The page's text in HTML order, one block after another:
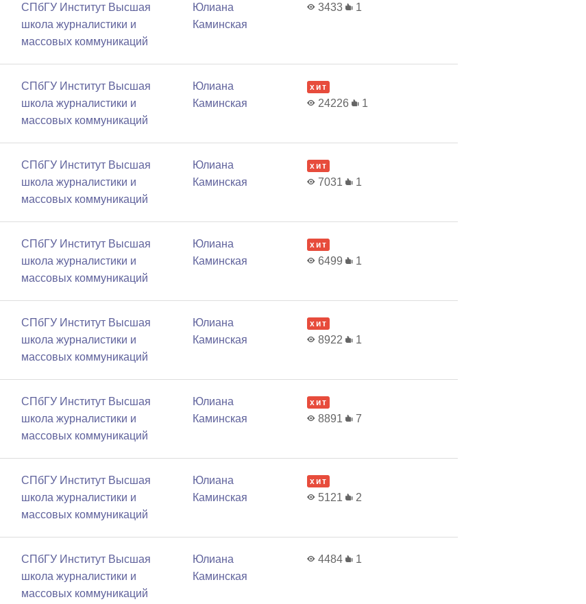
СПбГУ Институт Высшая
школа журналистики и
массовых коммуникаций
Юлиана
Каминская
3433 1
СПбГУ Институт Высшая
школа журналистики и
массовых коммуникаций
Юлиана
Каминская
хит
24226 1
СПбГУ Институт Высшая
школа журналистики и
массовых коммуникаций
Юлиана
Каминская
хит
7031 1
СПбГУ Институт Высшая
школа журналистики и
массовых коммуникаций
Юлиана
Каминская
хит
6499 1
СПбГУ Институт Высшая
школа журналистики и
массовых коммуникаций
Юлиана
Каминская
хит
8922 1
СПбГУ Институт Высшая
школа журналистики и
массовых коммуникаций
Юлиана
Каминская
хит
8891 7
СПбГУ Институт Высшая
школа журналистики и
массовых коммуникаций
Юлиана
Каминская
хит
5121 2
СПбГУ Институт Высшая
школа журналистики и
массовых коммуникаций
Юлиана
Каминская
4484 1